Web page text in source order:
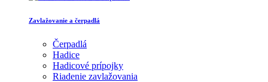
Zavlažovanie a čerpadlá
Čerpadlá
Hadice
Hadicové prípojky
Riadenie zavlažovania